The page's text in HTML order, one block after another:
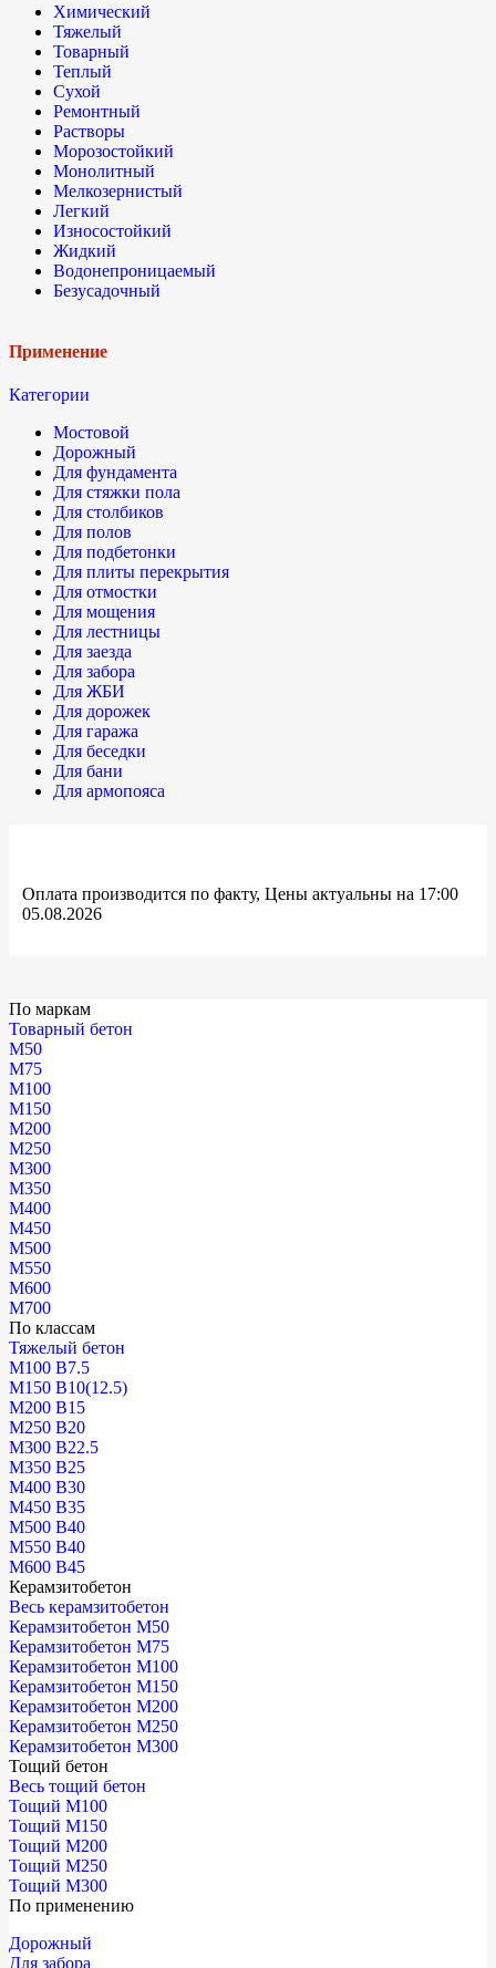
Химический
Тяжелый
Товарный
Теплый
Сухой
Ремонтный
Растворы
Морозостойкий
Монолитный
Мелкозернистый
Легкий
Износостойкий
Жидкий
Водонепроницаемый
Безусадочный
Применение
Категории
Мостовой
Дорожный
Для фундамента
Для стяжки пола
Для столбиков
Для полов
Для подбетонки
Для плиты перекрытия
Для отмостки
Для мощения
Для лестницы
Для заезда
Для забора
Для ЖБИ
Для дорожек
Для гаража
Для беседки
Для бани
Для армопояса
Оплата производится по факту, Цены актуальны на 17:00
05.08.2026
По маркам
Товарный бетон
М50
М75
М100
М150
М200
М250
М300
М350
М400
М450
М500
М550
М600
М700
По классам
Тяжелый бетон
М100 В7.5
М150 В10(12.5)
М200 В15
М250 В20
М300 В22.5
М350 В25
М400 В30
М450 В35
М500 В40
М550 В40
М600 В45
Керамзитобетон
Весь керамзитобетон
Керамзитобетон М50
Керамзитобетон М75
Керамзитобетон М100
Керамзитобетон М150
Керамзитобетон М200
Керамзитобетон М250
Керамзитобетон М300
Тощий бетон
Весь тощий бетон
Тощий М100
Тощий М150
Тощий М200
Тощий М250
Тощий М300
По применению
Дорожный
Для забора